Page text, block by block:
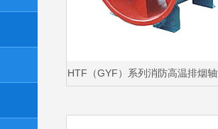
HTF（GYF）系列消防高温排烟